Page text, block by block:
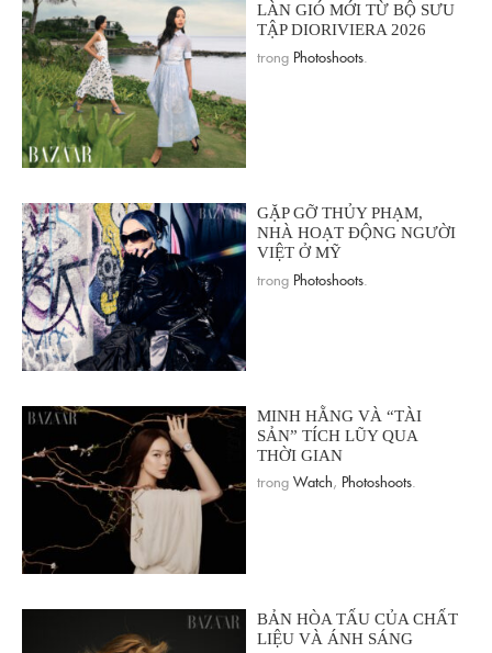
LÀN GIÓ MỚI TỪ BỘ SƯU
TẬP DIORIVIERA 2026
trong Photoshoots
GẶP GỠ THỦY PHẠM,
NHÀ HOẠT ĐỘNG NGƯỜI
VIỆT Ở MỸ
trong Photoshoots
MINH HẰNG VÀ “TÀI
SẢN” TÍCH LŨY QUA
THỜI GIAN
trong Watch, Photoshoots
BẢN HÒA TẤU CỦA CHẤT
LIỆU VÀ ÁNH SÁNG